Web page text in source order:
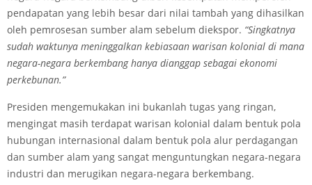
pendapatan yang lebih besar dari nilai tambah yang dihasilkan
oleh pemrosesan sumber alam sebelum diekspor. “Singkatnya
sudah waktunya meninggalkan kebiasaan warisan kolonial di mana
negara-negara berkembang hanya dianggap sebagai ekonomi
perkebunan.”
Presiden mengemukakan ini bukanlah tugas yang ringan,
mengingat masih terdapat warisan kolonial dalam bentuk pola
hubungan internasional dalam bentuk pola alur perdagangan
dan sumber alam yang sangat menguntungkan negara-negara
industri dan merugikan negara-negara berkembang.